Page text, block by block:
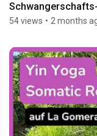
54 views • 2 months